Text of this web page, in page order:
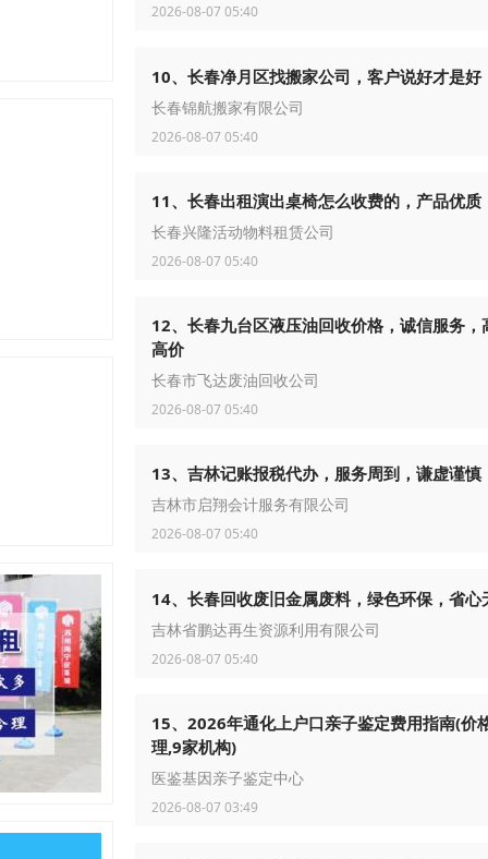
2026-08-07 05:40
10、长春净月区找搬家公司，客户说好才是好
长春锦航搬家有限公司
2026-08-07 05:40
11、长春出租演出桌椅怎么收费的，产品优质
长春兴隆活动物料租赁公司
2026-08-07 05:40
12、长春九台区液压油回收价格，诚信服务，
高价
长春市飞达废油回收公司
2026-08-07 05:40
13、吉林记账报税代办，服务周到，谦虚谨慎
吉林市启翔会计服务有限公司
2026-08-07 05:40
14、长春回收废旧金属废料，绿色环保，省心
吉林省鹏达再生资源利用有限公司
2026-08-07 05:40
15、2026年通化上户口亲子鉴定费用指南(价
理,9家机构)
医鉴基因亲子鉴定中心
2026-08-07 03:49